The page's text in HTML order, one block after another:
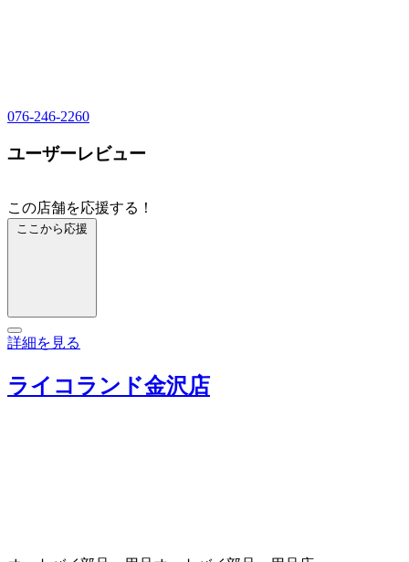
076-246-2260
ユーザーレビュー
この店舗を応援する！
ここから応援
詳細を見る
ライコランド金沢店